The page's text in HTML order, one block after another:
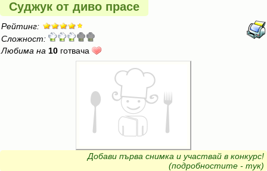
Суджук от диво прасе
Рейтинг:
Сложност:
Любима на 10 готвача
Добави първа снимка и участвай в конкурс!
(подробностите - тук)